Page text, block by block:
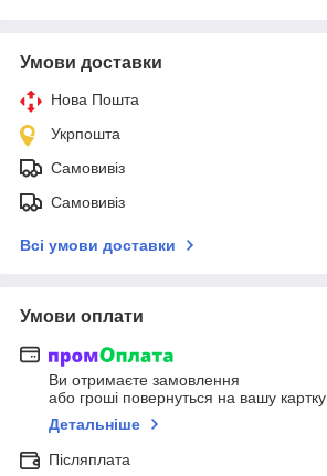
Умови доставки
Нова Пошта
Укрпошта
Самовивіз
Самовивіз
Всі умови доставки
Умови оплати
Ви отримаєте замовлення
або гроші повернуться на вашу картку
Детальніше
Післяплата